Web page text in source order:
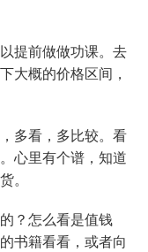
提前做做功课。去
大概的价格区间，
多看，多比较。看
心里有个谱，知道
。
？怎么看是值钱
书籍看看，或者向